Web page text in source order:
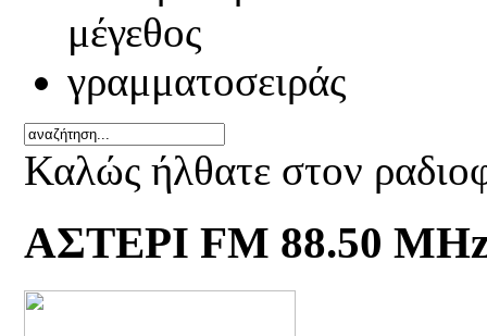
Καλώς ήλθατε στον
ΑΣΤΕΡΙ FM 88.50